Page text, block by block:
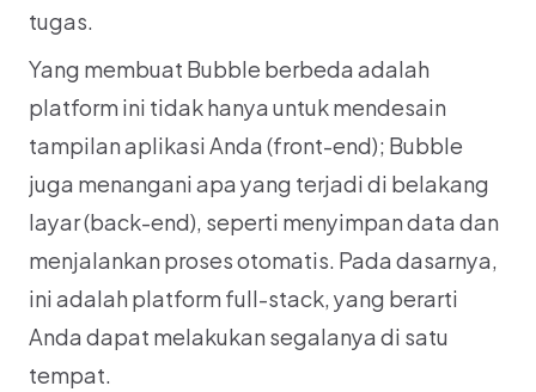
tugas.
Yang membuat Bubble berbeda adalah
platform ini tidak hanya untuk mendesain
tampilan aplikasi Anda (front-end); Bubble
juga menangani apa yang terjadi di belakang
layar (back-end), seperti menyimpan data dan
menjalankan proses otomatis. Pada dasarnya,
ini adalah platform full-stack, yang berarti
Anda dapat melakukan segalanya di satu
tempat.